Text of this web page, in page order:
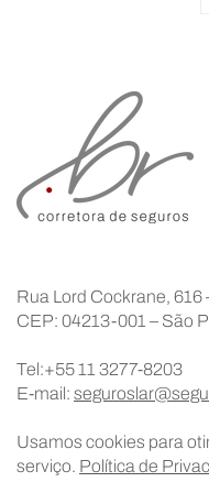
Rua Lord Cockrane, 616
CEP: 04213-001 – São
Tel:+55 11 3277-8203
E-mail:
Usamos cookies para
serviço. Política de